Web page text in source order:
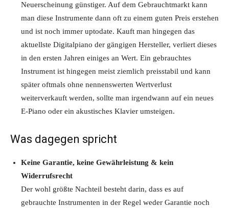
Neuerscheinung günstiger. Auf dem Gebrauchtmarkt kann
man diese Instrumente dann oft zu einem guten Preis erstehen
und ist noch immer uptodate. Kauft man hingegen das
aktuellste Digitalpiano der gängigen Hersteller, verliert dieses
in den ersten Jahren einiges an Wert. Ein gebrauchtes
Instrument ist hingegen meist ziemlich preisstabil und kann
später oftmals ohne nennenswerten Wertverlust
weiterverkauft werden, sollte man irgendwann auf ein neues
E-Piano oder ein akustisches Klavier umsteigen.
Was dagegen spricht
Keine Garantie, keine Gewährleistung & kein
Widerrufsrecht
Der wohl größte Nachteil besteht darin, dass es auf
gebrauchte Instrumenten in der Regel weder Garantie noch